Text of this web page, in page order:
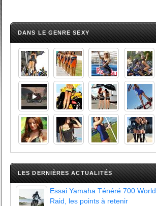
DANS LE GENRE SEXY
LES DERNIÈRES ACTUALITÉS
Essai Yamaha Ténéré 700 World
Raid, les points à retenir